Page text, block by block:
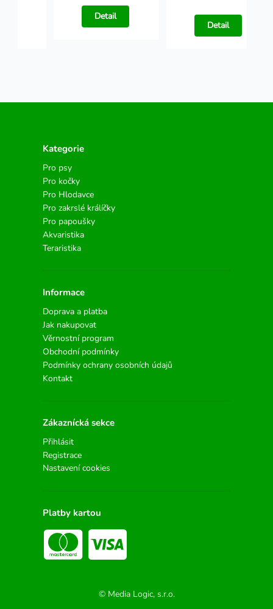
Detail
Detail
Kategorie
Pro psy
Pro kočky
Pro Hlodavce
Pro zakrslé králíčky
Pro papoušky
Akvaristika
Teraristika
Informace
Doprava a platba
Jak nakupovat
Věrnostní program
Obchodní podmínky
Podmínky ochrany osobních údajů
Kontakt
Zákaznícká sekce
Přihlásit
Registrace
Nastavení cookies
Platby kartou
© Media Logic, s.r.o.